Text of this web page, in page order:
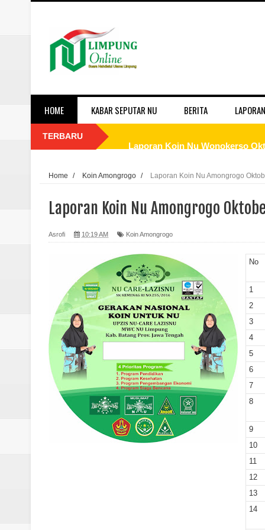
HOME KABAR SEPUTAR NU BERITA
TERBARU
Laporan Koin Nu Sidomulyo
Laporan Koin Nu Sempu
Laporan Koin Nu Rowosari
Laporan Koin Nu Pungangan
Laporan Koin Nu Plumbon
Laporan Koin Nu Ngaliyan
Laporan Koin Nu Lobang
Laporan Koin Nu Limpung
Laporan Koin Nu Kepuh Oktober
Laporan Koin Nu Kalisalak
Laporan Koin Nu Donorejo
Laporan Koin Nu Dlisen Oktober
Home / Koin Amongrogo / Laporan Koin Nu Amongrogo
Laporan Koin Nu Amongrogo
Asrofi 10:19 AM Koin Amongrogo
No
1
2
3
4
5
6
7
8
9
10
11
12
13
14